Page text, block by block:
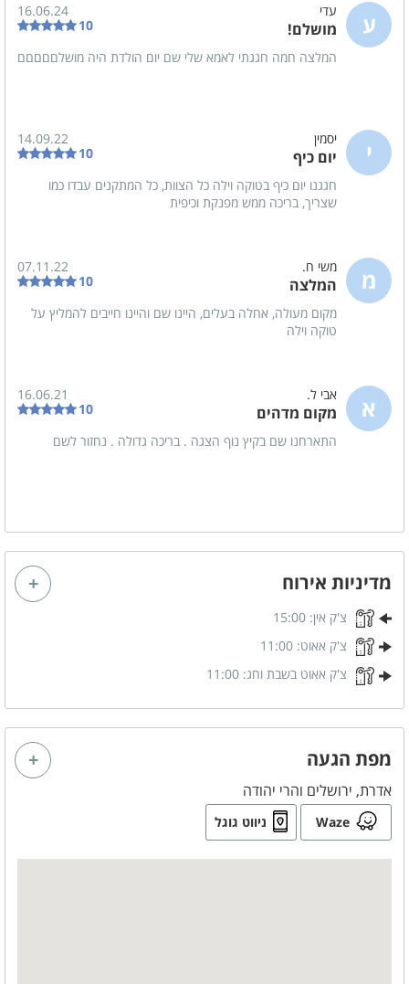
קהל יעד
משפחות
זוגות
ימי הולדת
מסיבת רווקים
הצעות נישואין
ציבור דתי
קבוצות
משחקי שולחן
מגבות רחצה
פלטה
מיחם
בסביבת המקום
כלול באירוח
תה
סוכר
ע עדי
מושלם!
16.06.24
10
המלצה חמה חגגתי לאמא שלי שם יום הולדת היה מושלםםםםם
י יסמין
יום כיף
14.09.22
10
חגגנו יום כיף בטוקה וילה כל הצוות, כל המתקנים עבדו כמו
שצריך, בריכה ממש מפנקת וכיפית
מ משי ח.
המלצה
07.11.22
10
מקום מעולה, אחלה בעלים, היינו שם והיינו חייבים להמליץ על
טוקה וילה
א אבי ל.
מקום מדהים
16.06.21
10
התארחנו שם בקיץ נוף הצגה . בריכה גדולה . נחזור לשם
מדיניות אירוח
צ'ק אין: 15:00
צ'ק אאוט: 11:00
צ'ק אאוט בשבת וחג: 11:00
מפת הגעה
אדרת, ירושלים והרי יהודה
Waze ניווט גוגל